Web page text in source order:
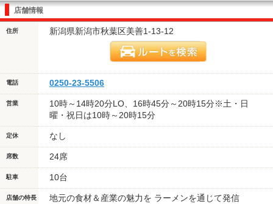
店舗情報
住所 新潟県新潟市秋葉区美善1-13-12
電話 0250-23-5506
営業
10時～14時20分LO、16時45分～20時15分※土・日
曜・祝日は10時～20時15分
定休 なし
席数 24席
駐車 10台
店舗の特長 地元の食材＆産業の魅力を ラーメンを通じて発信